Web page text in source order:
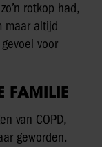
rotkop had,
maar altijd
voor
FAMILIE
van COPD,
geworden.